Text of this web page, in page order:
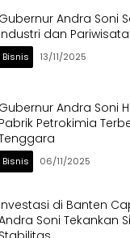
Gubernur Andra Soni
Industri dan
Bisnis 13/11/2025
Gubernur Andra Soni
Pabrik Petrokimia
Bisnis 06/11/2025
Investasi di Banten
Soni Tekankan